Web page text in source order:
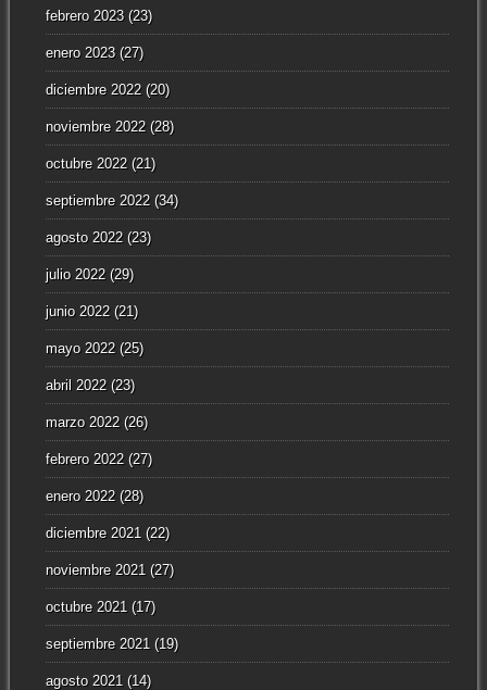
febrero 2023(23)
enero 2023(27)
diciembre 2022(20)
noviembre 2022(28)
octubre 2022(21)
septiembre 2022(34)
agosto 2022(23)
julio 2022(29)
junio 2022(21)
mayo 2022(25)
abril 2022(23)
marzo 2022(26)
febrero 2022(27)
enero 2022(28)
diciembre 2021 (22)
noviembre 2021 (27)
octubre 2021 (17)
septiembre 2021 (19)
agosto 2021 (14)